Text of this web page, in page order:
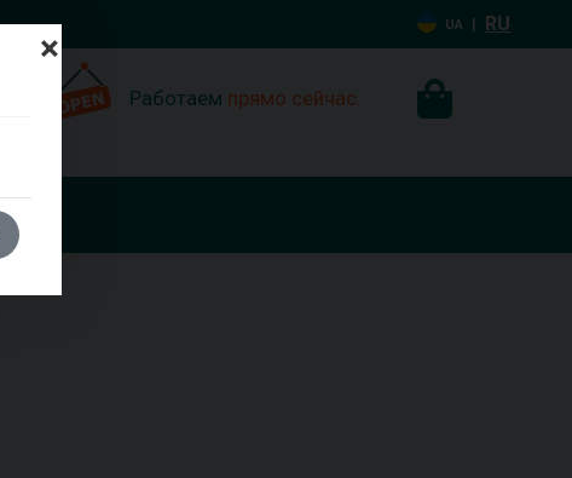
UA | RU
Работаем прямо сейчас.
×